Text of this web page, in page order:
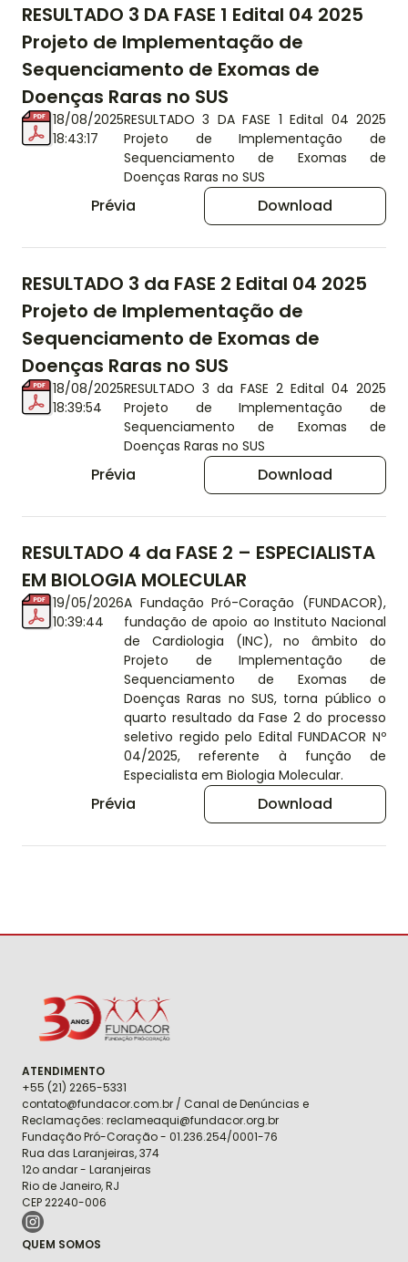
RESULTADO 3 DA FASE 1 Edital 04 2025
Projeto de Implementação de
Sequenciamento de Exomas de
Doenças Raras no SUS
18/08/2025
18:43:17
RESULTADO 3 DA FASE 1 Edital 04 2025
Projeto de Implementação de
Sequenciamento de Exomas de
Doenças Raras no SUS
Prévia Download
RESULTADO 3 da FASE 2 Edital 04 2025
Projeto de Implementação de
Sequenciamento de Exomas de
Doenças Raras no SUS
18/08/2025
18:39:54
RESULTADO 3 da FASE 2 Edital 04 2025
Projeto de Implementação de
Sequenciamento de Exomas de
Doenças Raras no SUS
Prévia Download
RESULTADO 4 da FASE 2 – ESPECIALISTA
EM BIOLOGIA MOLECULAR
19/05/2026
10:39:44
A Fundação Pró-Coração (FUNDACOR),
fundação de apoio ao Instituto Nacional
de Cardiologia (INC), no âmbito do
Projeto de Implementação de
Sequenciamento de Exomas de
Doenças Raras no SUS, torna público o
quarto resultado da Fase 2 do processo
seletivo regido pelo Edital FUNDACOR Nº
04/2025, referente à função de
Especialista em Biologia Molecular.
Prévia Download
Fundacor
ATENDIMENTO
+55 (21) 2265-5331
contato@fundacor.com.br / Canal de Denúncias e
Reclamações: reclameaqui@fundacor.org.br
Fundação Pró-Coração - 01.236.254/0001-76
Rua das Laranjeiras, 374
12o andar - Laranjeiras
Rio de Janeiro, RJ
CEP 22240-006
QUEM SOMOS